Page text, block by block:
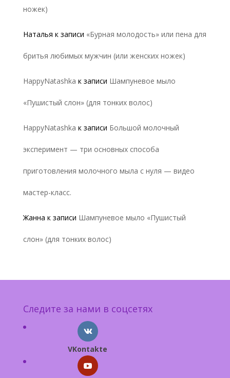
ножек)
Наталья к записи «Бурная молодость» или пена для
бритья любимых мужчин (или женских ножек)
HappyNatashka к записи Шампуневое мыло
«Пушистый слон» (для тонких волос)
HappyNatashka к записи Большой молочный
эксперимент — три основных способа
приготовления молочного мыла с нуля — видео
мастер-класс.
Жанна к записи Шампуневое мыло «Пушистый
слон» (для тонких волос)
Следите за нами в соцсетях
VKontakte